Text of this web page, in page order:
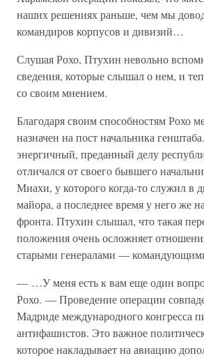
наших решениях раньше, чем мы
командиров корпусов и дивизий…
Слушая Рохо, Птухин невольно
сведения, которые слышал о нем, и
со своим мнением.
Благодаря своим способностям Рохо
назначен на пост начальника
энергичный, преданный делу
отличался от своего бывшего
Миахи, у которого когда-то служил в
майора, а последнее время у него же
фронта. Птухин слышал, что такая
положения очень осложняет
старыми генералами —
— …У меня есть к вам еще один
Рохо. — Проведение операции
Мадриде международного конгресса
антифашистов. Это важное
которое накладывает на авиацию